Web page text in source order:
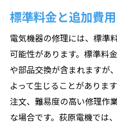
標準料金と追加費
電気機器の修理には、標準
可能性があります。標準料
や部品交換が含まれますが
よって生じることがありま
注文、難易度の高い修理作
な場合です。荻原電機では